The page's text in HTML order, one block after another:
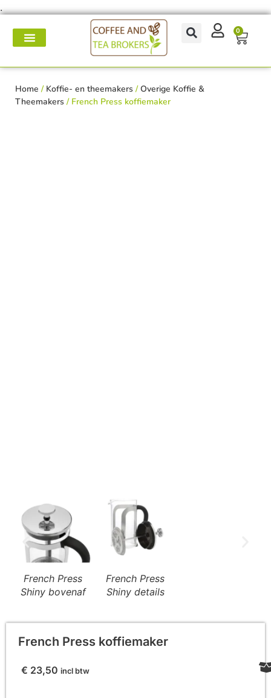
.
0
Home / Koffie- en theemakers /Overige Koffie &
Theemakers / French Press koffiemaker
French Press
Shiny bovenaf
French Press
Shiny details
French Press koffiemaker
€ 23,50 incl btw